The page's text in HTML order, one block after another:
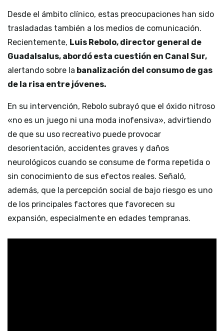
Desde el ámbito clínico, estas preocupaciones han sido
trasladadas también a los medios de comunicación.
Recientemente, Luis Rebolo, director general de
Guadalsalus, abordó esta cuestión en Canal Sur,
alertando sobre la banalización del consumo de gas
de la risa entre jóvenes.
En su intervención, Rebolo subrayó que el óxido nitroso
«no es un juego ni una moda inofensiva», advirtiendo
de que su uso recreativo puede provocar
desorientación, accidentes graves y daños
neurológicos cuando se consume de forma repetida o
sin conocimiento de sus efectos reales. Señaló,
además, que la percepción social de bajo riesgo es uno
de los principales factores que favorecen su
expansión, especialmente en edades tempranas.